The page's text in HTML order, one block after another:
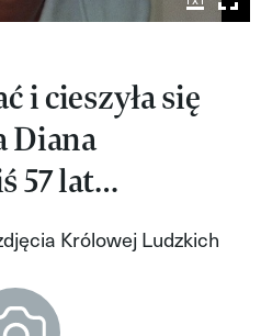
i cieszyła się
Diana
57 lat…
Królowej Ludzkich